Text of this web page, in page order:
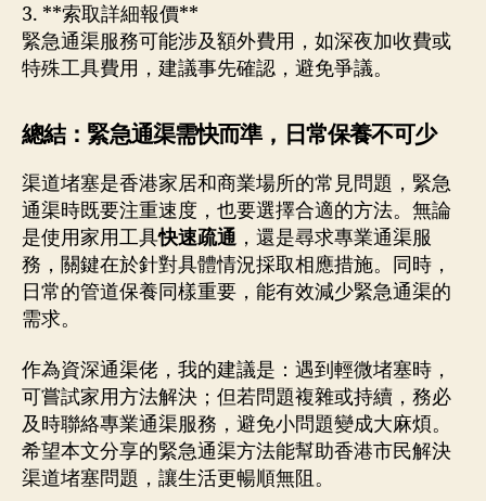
3. **索取詳細報價**
緊急通渠服務可能涉及額外費用，如深夜加收費或
特殊工具費用，建議事先確認，避免爭議。
總結：緊急通渠需快而準，日常保養不可少
渠道堵塞是香港家居和商業場所的常見問題，緊急
通渠時既要注重速度，也要選擇合適的方法。無論
是使用家用工具快速疏通 ，還是尋求專業通渠服
務，關鍵在於針對具體情況採取相應措施。同時，
日常的管道保養同樣重要，能有效減少緊急通渠的
需求。
作為資深通渠佬，我的建議是：遇到輕微堵塞時，
可嘗試家用方法解決；但若問題複雜或持續，務必
及時聯絡專業通渠服務，避免小問題變成大麻煩。
希望本文分享的緊急通渠方法能幫助香港市民解決
渠道堵塞問題，讓生活更暢順無阻。